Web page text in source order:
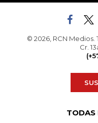
© 2026, RCN
Cr.
TODAS